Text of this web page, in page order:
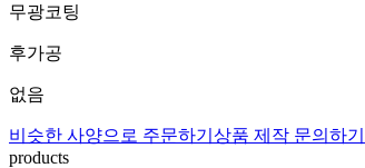
무광코팅
후가공
없음
비슷한 사양으로 주문하기 상품 제작 문의하기
products